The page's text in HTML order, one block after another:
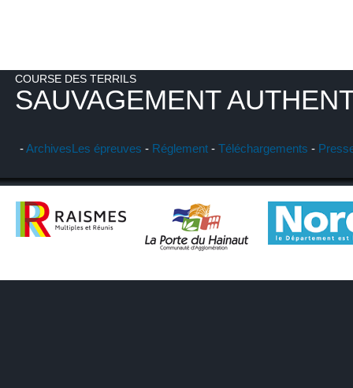
COURSE DES TERRILS
SAUVAGEMENT
-ArchivesLes épreuves - Réglement - Téléchargements -